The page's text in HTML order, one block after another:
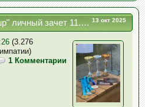
13 окт 2025
Турнир "Uly Dala Trout Cup" личный зачет 11.10.2025
(3.276
1 Комментарии